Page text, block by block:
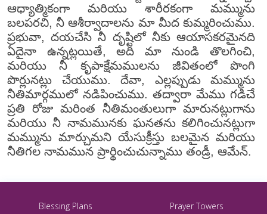
ఆధ్యాత్మికంగా మరియు శారీరకంగా మమ్మును
బలపరచి, నీ ఆశీర్వాదాలను మా మీద కుమ్మరించుము.
ప్రభువా, దయచేసి నీ దృష్టిలో నీకు ఆయాసకరమైనది
ఏదైనా ఉన్నట్లయితే, అది మా నుండి తొలగించి,
మరియు నీ కృపాక్షేమములను జీవితంలో పొంగి
పొర్లునట్లు చేయుము. దేవా, ఎల్లప్పుడు మమ్మును
నీతిమార్గములో నడిపించుము. తద్వారా మేము గడిచే
ప్రతి రోజు మరింత నీతిమంతులుగా మారునట్లుగాను
మరియు నీ నామమునకు ఘనతను కలిగించునట్లుగా
మమ్మును మార్చుమని యేసుక్రీస్తు బలమైన మరియు
నీతిగల నామమున ప్రార్థించుచున్నాము తండ్రీ, ఆమేన్.
Blessing Plans Prayer Towers